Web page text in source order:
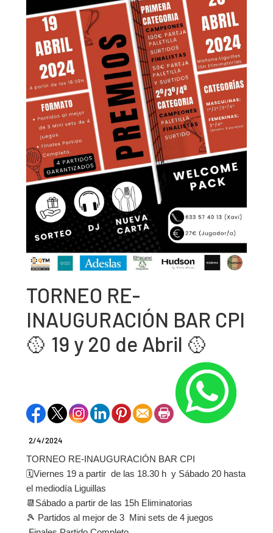
TORNEO RE-
INAUGURACIÓN BAR CPI
🥎 19 y 20 de Abril 🥎
2/4/2024
TORNEO RE-INAUGURACIÓN BAR CPI
🗓️Viernes 19 a partir de las 18.30 h y Sábado 20 hasta
el mediodía Liguillas
📆Sábado a partir de las 15h Eliminatorias
🎾 Partidos al mejor de 3 Mini sets de 4 juegos